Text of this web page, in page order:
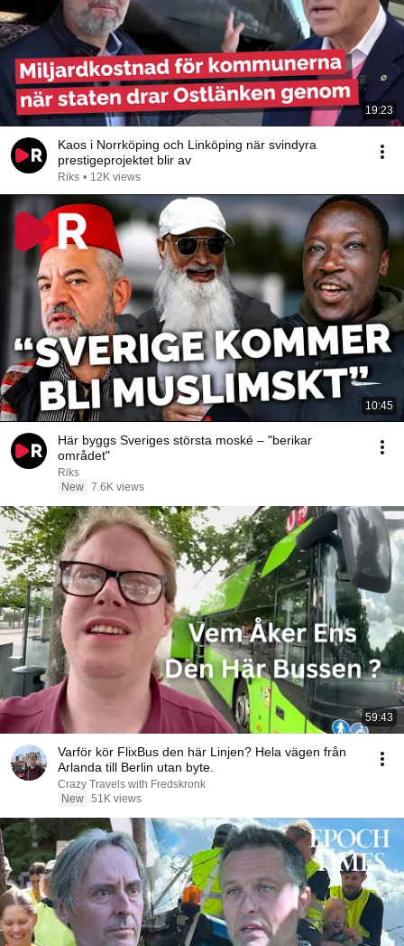
19:23
Kaos i Norrköping och Linköping när svindyra
prestigeprojektet blir av
Riks • 12K views
10:45
Här byggs Sveriges största moské – "berikar
området"
Riks
New 7.6K views
59:43
Varför kör FlixBus den här Linjen? Hela vägen från
Arlanda till Berlin utan byte.
Crazy Travels with Fredskronk
New 51K views